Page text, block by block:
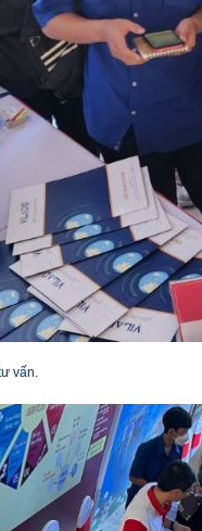
vấn.